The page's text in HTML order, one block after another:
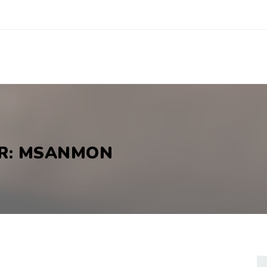
MSANMON